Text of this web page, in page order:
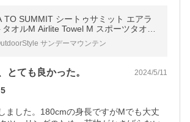
TO SUMMIT シートゥサミット エアラ
タオルM Airlite Towel M スポーツタオル
イタオル マイクロファイバー 吸水速乾
ジム スポーツ 2026 春夏
サンデーマウンテン
とても良かった。 2024/5/11
5
ました。180cmの身長ですがMでも大丈